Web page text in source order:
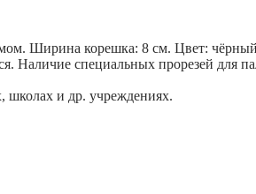
Ширина корешка: 8 см. Цвет:
Наличие специальных прорезей для
школах и др. учреждениях.